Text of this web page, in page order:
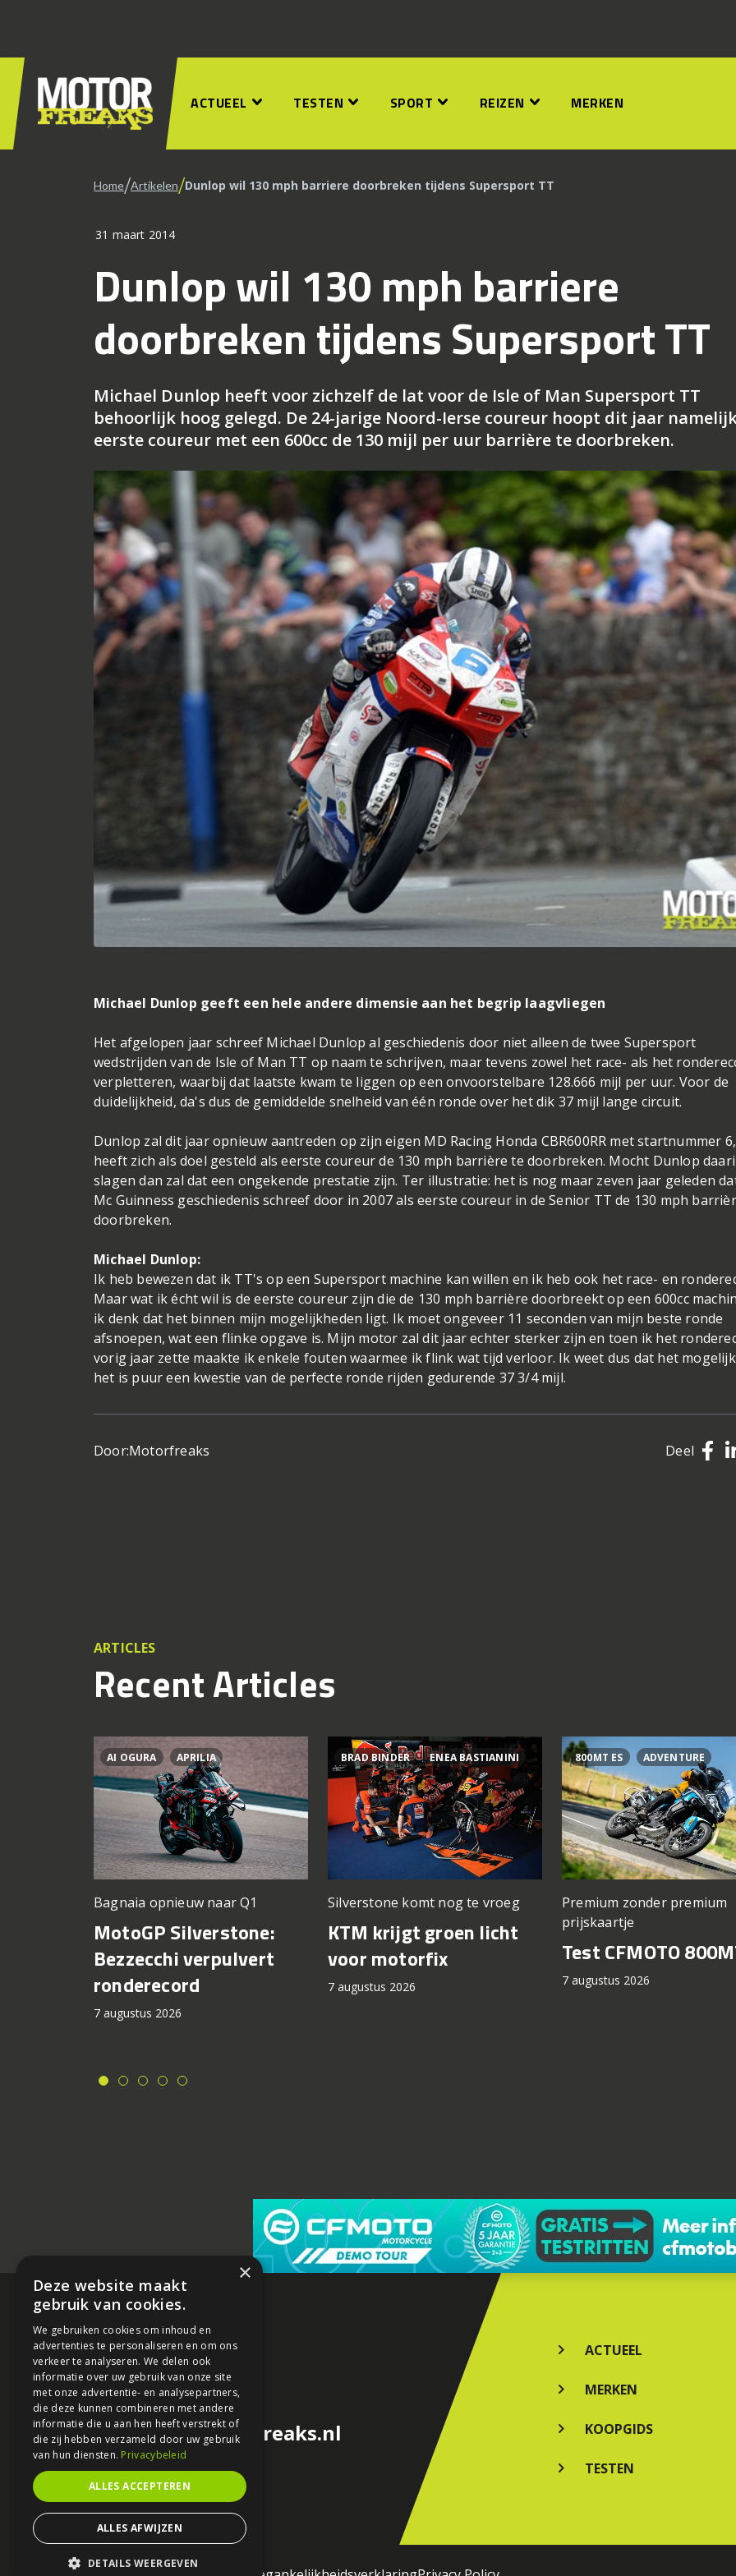
ACTUEEL TESTEN SPORT REIZEN MERKEN
Home/Artikelen/Dunlop wil 130 mph barriere doorbreken tijdens Supersport TT
31 maart 2014
Dunlop wil 130 mph barriere
doorbreken tijdens Supersport TT
Michael Dunlop heeft voor zichzelf de lat voor de Isle of Man Supersport TT
behoorlijk hoog gelegd. De 24-jarige Noord-Ierse coureur hoopt dit jaar
eerste coureur met een 600cc de 130 mijl per uur barrière te doorbreken.
Michael Dunlop geeft een hele andere dimensie aan het begrip laagvliegen
Het afgelopen jaar schreef Michael Dunlop al geschiedenis door niet alleen de twee Supersport
wedstrijden van de Isle of Man TT op naam te schrijven, maar tevens zowel het race- als het
verpletteren, waarbij dat laatste kwam te liggen op een onvoorstelbare 128.666 mijl per uur. Voor de
duidelijkheid, da's dus de gemiddelde snelheid van één ronde over het dik 37 mijl lange circuit.
Dunlop zal dit jaar opnieuw aantreden op zijn eigen MD Racing Honda CBR600RR met startnummer
heeft zich als doel gesteld als eerste coureur de 130 mph barrière te doorbreken. Mocht Dunlop
slagen dan zal dat een ongekende prestatie zijn. Ter illustratie: het is nog maar zeven jaar geleden
Mc Guinness geschiedenis schreef door in 2007 als eerste coureur in de Senior TT de 130 mph
doorbreken.
Michael Dunlop:
Ik heb bewezen dat ik TT's op een Supersport machine kan willen en ik heb ook het race- en
Maar wat ik écht wil is de eerste coureur zijn die de 130 mph barrière doorbreekt op een 600cc
ik denk dat het binnen mijn mogelijkheden ligt. Ik moet ongeveer 11 seconden van mijn beste ronde
afsnoepen, wat een flinke opgave is. Mijn motor zal dit jaar echter sterker zijn en toen ik het
vorig jaar zette maakte ik enkele fouten waarmee ik flink wat tijd verloor. Ik weet dus dat het
het is puur een kwestie van de perfecte ronde rijden gedurende 37 3/4 mijl.
Door:Motorfreaks Deel
ARTICLES
Recent Articles
AI OGURA APRILIA
Bagnaia opnieuw naar Q1
MotoGP Silverstone:
Bezzecchi verpulvert
ronderecord
7 augustus 2026
BRAD BINDER ENEA BASTIANINI
Silverstone komt nog te vroeg
KTM krijgt groen licht
voor motorfix
7 augustus 2026
800MT ES ADVENTURE
Premium zonder premium
prijskaartje
Test CFMOTO
7 augustus 2026
redactie@motorfreaks.nl
ACTUEEL
MERKEN
KOOPGIDS
TESTEN
×
Deze website maakt
gebruik van cookies.
We gebruiken cookies om inhoud en
advertenties te personaliseren en om ons
verkeer te analyseren. We delen ook
informatie over uw gebruik van onze site
met onze advertentie- en analysepartners,
die deze kunnen combineren met andere
informatie die u aan hen heeft verstrekt of
die zij hebben verzameld door uw gebruik
van hun diensten. Privacybeleid
ALLES ACCEPTEREN
ALLES AFWIJZEN
DETAILS WEERGEVEN